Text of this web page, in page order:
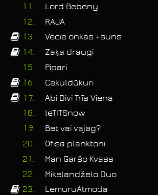
11.
Lord Bebeny
12.
RAJA
13.
Vecie onkas +suns
14.
Zaķa draugi
15.
Pipari
16.
Cekuldūkuri
17.
Abi Divi Trīs Vienā
18.
leTITSnow
19.
Bet vai vajag?
20.
Ofisa planktoni
21.
Man Garšo Kvass
22.
Mikelandželo Duo
23.
LemuruAtmoda